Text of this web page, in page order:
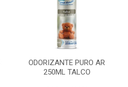
ODORIZANTE PURO AR
250ML TALCO